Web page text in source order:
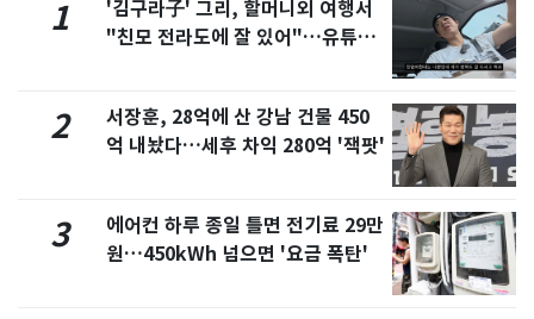
1
'김구라子' 그리, 할머니외 여행서
"친모 전라도에 잘 있어"…유튜브
2
서장훈, 28억에 산 강남 건물 450
억 내놨다…세후 차익 280억 '잭팟'
3
에어컨 하루 종일 틀면 전기료 29만
원…450kWh 넘으면 '요금 폭탄'